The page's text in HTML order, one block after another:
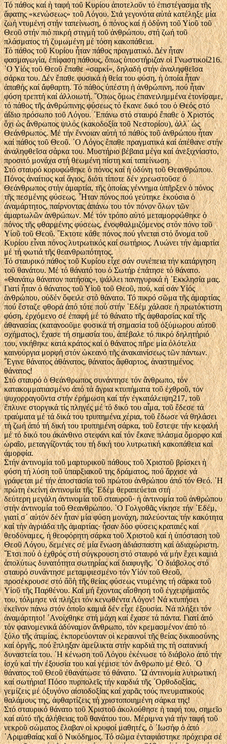
Τό πάθος καί ἡ ταφή τοῦ Κυρίου ἀποτελοῦν τό ἐπιστέγασμα τῆς
ἄφατης «κενώσεως» τοῦ Λόγου. Στά γεγονότα αὐτά κατέληξε μία
ζωή ντυμένη στήν ταπείνωση, ὁ πόνος καί ἡ ὀδύνη τοῦ Υἱοῦ τοῦ
Θεοῦ στήν πιό πικρή στιγμή τοῦ ἀνθρώπου, στή ζωή τοῦ
πλάσματος τή ζυμωμένη μέ τόση κακοπάθεια.
Τό πάθος τοῦ Κυρίου ἦταν πάθος πραγματικό. Δέν ἦταν
φασμαγωγία, ἐπίφαση πάθους, ὅπως ὑποστήριζαν οἱ Γνωστικοί216.
῾Ο Υἱός τοῦ Θεοῦ ἔπαθε «σαρκί», δηλαδή στήν ἀναληφθεῖσα
σάρκα του. Δέν ἔπαθε φυσικά ἡ θεία του φύση, ἡ ὁποία ἦταν
ἀπαθής καί ἄφθαρτη. Τό πάθος ὑπέστη ἡ ἀνθρώπινη, πού ἦταν
φύση τρεπτή καί ἀλλοιωτή. ῞Οπως ὅμως ἐπανειλημμένα ἐτονίσαμε,
τό πάθος τῆς ἀνθρώπινης φύσεως τό ἔκανε δικό του ὁ Θεός στό
ἀΐδιο πρόσωπο τοῦ Λόγου. ᾿Επάνω στό σταυρό ἔπαθε ὁ Χριστός
ὄχι ὡς ἄνθρωπος ψιλός (κακοδοξία τοῦ Νεστορίου), ἀλλ᾿ ὡς
Θεάνθρωπος. Μέ τήν ἔννοιαν αὐτή τό πάθος τοῦ ἀνθρώπου ἦταν
καί πάθος τοῦ Θεοῦ. ῾Ο Λόγος ἔπαθε πραγματικά καί ἀπέθανε στήν
ἀναληφθεῖσα σάρκα του. Μυστήριο βέβαια μέγα καί ἀνεξιχνίαστο,
προσιτό μονάχα στή θεωμένη πίστη καί ταπείνωση.
Στό σταυρό κορυφώθηκε ὁ πόνος καί ἡ ὀδύνη τοῦ Θεανθρώπου.
Πόνος ἀναίτιος καί ἅγιος, διότι τίποτε δέν χρεωστοῦσε ὁ
Θεάνθρωπος στήν ἁμαρτία, τῆς ὁποίας γέννημα ὑπῆρξεν ὁ πόνος
τῆς πεσμένης φύσεως. ῏Ηταν πόνος πού γεύτηκε ἑκούσια ὁ
ἀναμάρτητος, παίρνοντας ἀπάνω του τόν πόνον ὅλων τῶν
ἁμαρτωλῶν ἀνθρώπων. Μέ τόν τρόπο αὐτό μεταμορφώθηκε ὁ
πόνος τῆς φθαρμένης φύσεως, ἐνοφθαλμιζόμενος στόν πόνο τοῦ
Υἱοῦ τοῦ Θεοῦ. ῎Εκτοτε κάθε πόνος πού γίνεται στό ὄνομα τοῦ
Κυρίου εἶναι πόνος λυτρωτικός καί σωτήριος. Λυώνει τήν ἁμαρτία
μέ τή φωτιά τῆς θεανθρωπότητος.
Τό σταυρικό πάθος τοῦ Κυρίου εἶχε σάν συνέπεια τήν κατάργηση
τοῦ θανάτου. Μέ τό θάνατό του ὁ Σωτήρ ἐπάτησε τό θάνατο.
«Θανάτῳ θάνατον πατήσας», ψάλλει πανηγυρικά ἡ ᾿Εκκλησία μας.
Γιατί ἦταν ὁ θάνατος τοῦ Υἱοῦ τοῦ Θεοῦ, πού, καί σάν Υἱός
ἀνθρώπου, οὐδέν ὄφειλε στό θάνατο. Τό πικρό σῶμα τῆς ἁμαρτίας
πού ἔσταζε φθορά ἀπό τότε πού στήν ᾿Εδέμ χάλασε ἡ πρωτόκτιστη
φύση, ἐρχόμενο σέ ἐπαφή μέ τό θάνατο τῆς ἀφθαρσίας καί τῆς
ἀθανασίας (κατανοοῦμε φυσικά τή σημασία τοῦ ὀξύμωρου αὐτοῦ
σχήματος), ἔχασε τή σημασία του, ἀπέβαλε τό πικρό δηλητήριό
του, νικήθηκε κατά κράτος καί ὁ θάνατος πῆρε μία ὁλότελα
καινούργια μορφή στόν ὠκεανό τῆς ἀνακαινίσεως τῶν πάντων.
῎Εγινε θάνατος ἀθάνατος, θάνατος ἄφθαρτος, ἀναστημένος
θάνατος!
Στό σταυρό ὁ Θεάνθρωπος συνάντησε τόν ἄνθρωπο, τόν
κατακομματιασμένο ἀπό τά ἄγρια κτυπήματα τοῦ ἐχθροῦ, τόν
ψυχορραγοῦντα στήν ἐρήμωση καί τήν ἐγκατάλειψη217, τοῦ
ἔπλυνε στοργικά τίς πληγές μέ τό δικό του αἷμα, τοῦ ἔδεσε τά
τραύματα μέ τά δικά του τρυπημένα χέρια, τοῦ ἔδωσε νά θηλάσει
τή ζωή ἀπό τή δική του τρυπημένη σάρκα, τοῦ ἔστεψε τήν κεφαλή
μέ τό δικό του ἀκάνθινο στεφάνι καί τόν ἔκανε πλάσμα ὄμορφο καί
ὡραῖο, μεταγγίζοντάς του τή δική του λυτρωτική κακοπάθεια καί
ἀμορφία.
Στήν ἀντινομία τοῦ μαρτυρικοῦ πάθους τοῦ Χριστοῦ βρίσκει ἡ
φύση τή λύση τοῦ ὑπαρξιακοῦ της δράματος, πού ἄρχισε νά
γράφεται μέ τήν ἀποστασία τοῦ πρώτου ἀνθρώπου ἀπό τόν Θεό. ῾Η
πρώτη ἐκείνη ἀντινομία τῆς ᾿Εδέμ θεραπεύεται στή
δεύτερη μεγάλη ἀντινομία τοῦ σταυροῦ· ἡ ἀντινομία τοῦ ἀνθρώπου
στήν ἀντινομία τοῦ Θεανθρώπου. ῾Ο Γολγοθᾶς νίκησε τήν ᾿Εδέμ,
γιατί σ᾿ αὐτόν δέν ἦταν μία φύση μονάχη, παλεύοντας τήν κακότητα
καί τήν ἀγριάδα τῆς ἁμαρτίας· ἦσαν δύο φύσεις κραταιές καί
θεοδύναμες, ἡ θεοφόρητη σάρκα τοῦ Χριστοῦ καί ἡ ὑπόσταση τοῦ
Θεοῦ Λόγου, δεμένες σέ μία ἕνωση ἀδιάσπαστη καί ἀδιαχώριστη.
῎Ετσι πού ὁ ἐχθρός στή σύγκρουση στό σταυρό νά μήν ἔχει καμιά
ἀπολύτως δυνατότητα σωτηρίας καί διαφυγῆς. ῾Ο διάβολος στό
σταυρό συνάντησε μεταμφιεσμένο τόν Υἱόν τοῦ Θεοῦ,
προσέκρουσε στό ἂὃὴ τῆς θείας φύσεως ντυμένης τή σάρκα τοῦ
Υἱοῦ τῆς Παρθένου. Καί μή ἔχοντας αἴσθηση τοῦ ἐγχειρήματός
του, τόλμησε νά πλήξει τόν κενωθέντα Λόγον! Νά κτυπήσει
ἐκεῖνον πάνω στόν ὁποῖο καμιά δέν εἶχε ἐξουσία. Νά πλήξει τόν
ἀναμάρτητο! ᾿Ανοίχθηκε στή μάχη καί ἔχασε τά πάντα. Γιατί ἀπό
τόν φαινομενικά ἀδύναμον ἄνθρωπο, τόν κρεμασμένον ἀπό τό
ξύλο τῆς ἀτιμίας, ἐκπορεύονταν οἱ κεραυνοί τῆς θείας δικαιοσύνης
καί ὀργῆς, πού ἔπληξαν ἀμείλικτα στήν καρδιά της τή σατανική
δυναστεία του. ῾Η κένωση τοῦ Λόγου ἐκένωσε τό διάβολο ἀπό τήν
ἰσχύ καί τήν ἐξουσία του καί γέμισε τόν ἄνθρωπο μέ Θεό. ῾Ο
θάνατος τοῦ Θεοῦ ἐθανάτωσε τό θάνατο. ῎Ω ἀντινομία λυτρωτική
καί σωτήρια! Πόσο πυρπολεῖς τήν καρδιά τῆς ᾿Ορθοδοξίας,
γεμίζεις μέ ὀξυγόνο αἰσιοδοξίας καί χαρᾶς τούς πνευματικούς
θαλάμους της, ἀφθαρτίζεις τή χριστοποιημένη σάρκα της!
Στό σταυρικό θάνατο τοῦ Χριστοῦ ἀκολούθησε ἡ ταφή του, σημεῖο
καί αὐτό τῆς ἀλήθειας τοῦ θανάτου του. Μέριμνα γιά τήν ταφή τοῦ
νεκροῦ σώματος ἔλαβαν οἱ κρυφοί μαθητές, ὁ ᾿Ιωσήφ ὁ ἀπό
᾿Αριμαθαίας καί ὁ Νικόδημος. Τό σῶμα ἐνταφιάστηκε πρόχειρα σέ